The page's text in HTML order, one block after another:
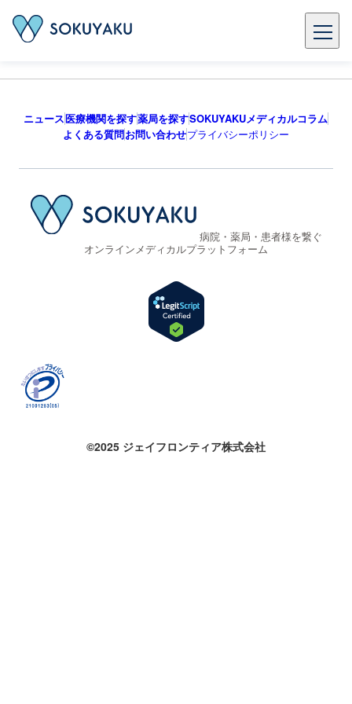
ニュース医療機関を探す薬局を探すSOKUYAKUメディカルコラム
よくある質問お問い合わせプライバシーポリシー
病院・薬局・患者様を繋ぐ
オンラインメディカルプラットフォーム
©2025 ジェイフロンティア株式会社